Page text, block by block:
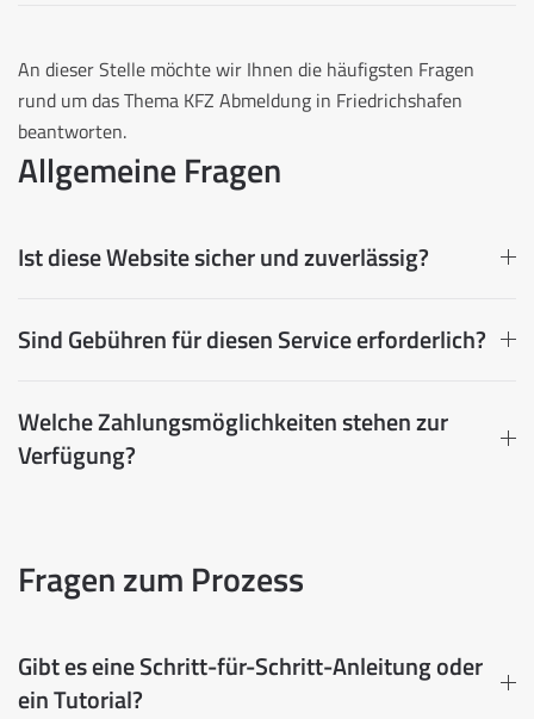
An dieser Stelle möchte wir Ihnen die häufigsten Fragen
rund um das Thema KFZ Abmeldung in Friedrichshafen
beantworten.
Allgemeine Fragen
Ist diese Website sicher und zuverlässig?
Sind Gebühren für diesen Service erforderlich?
Welche Zahlungsmöglichkeiten stehen zur
Verfügung?
Fragen zum Prozess
Gibt es eine Schritt-für-Schritt-Anleitung oder
ein Tutorial?